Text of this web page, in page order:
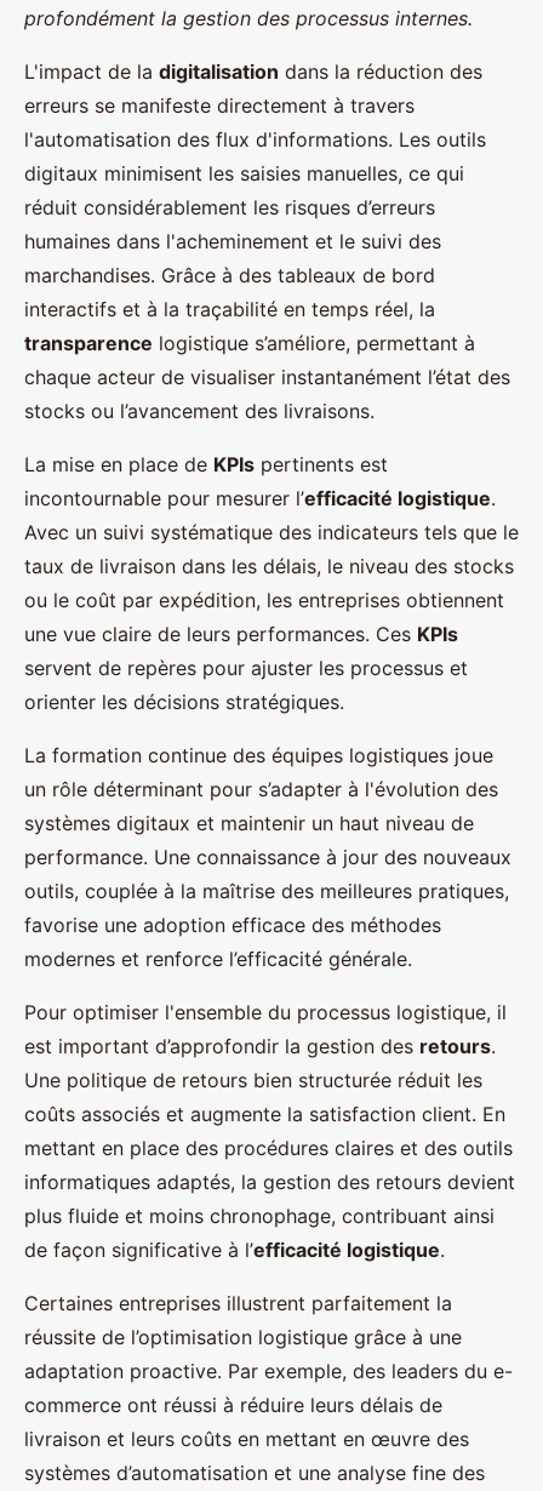
profondément la gestion des processus internes.
L'impact de la digitalisation dans la réduction des
erreurs se manifeste directement à travers
l'automatisation des flux d'informations. Les outils
digitaux minimisent les saisies manuelles, ce qui
réduit considérablement les risques d’erreurs
humaines dans l'acheminement et le suivi des
marchandises. Grâce à des tableaux de bord
interactifs et à la traçabilité en temps réel, la
transparence logistique s’améliore, permettant à
chaque acteur de visualiser instantanément l’état des
stocks ou l’avancement des livraisons.
La mise en place de KPIs pertinents est
incontournable pour mesurer l’efficacité logistique.
Avec un suivi systématique des indicateurs tels que le
taux de livraison dans les délais, le niveau des stocks
ou le coût par expédition, les entreprises obtiennent
une vue claire de leurs performances. Ces KPIs
servent de repères pour ajuster les processus et
orienter les décisions stratégiques.
La formation continue des équipes logistiques joue
un rôle déterminant pour s’adapter à l'évolution des
systèmes digitaux et maintenir un haut niveau de
performance. Une connaissance à jour des nouveaux
outils, couplée à la maîtrise des meilleures pratiques,
favorise une adoption efficace des méthodes
modernes et renforce l’efficacité générale.
Pour optimiser l'ensemble du processus logistique, il
est important d’approfondir la gestion des retours.
Une politique de retours bien structurée réduit les
coûts associés et augmente la satisfaction client. En
mettant en place des procédures claires et des outils
informatiques adaptés, la gestion des retours devient
plus fluide et moins chronophage, contribuant ainsi
de façon significative à l’efficacité logistique.
Certaines entreprises illustrent parfaitement la
réussite de l’optimisation logistique grâce à une
adaptation proactive. Par exemple, des leaders du e-
commerce ont réussi à réduire leurs délais de
livraison et leurs coûts en mettant en œuvre des
systèmes d’automatisation et une analyse fine des